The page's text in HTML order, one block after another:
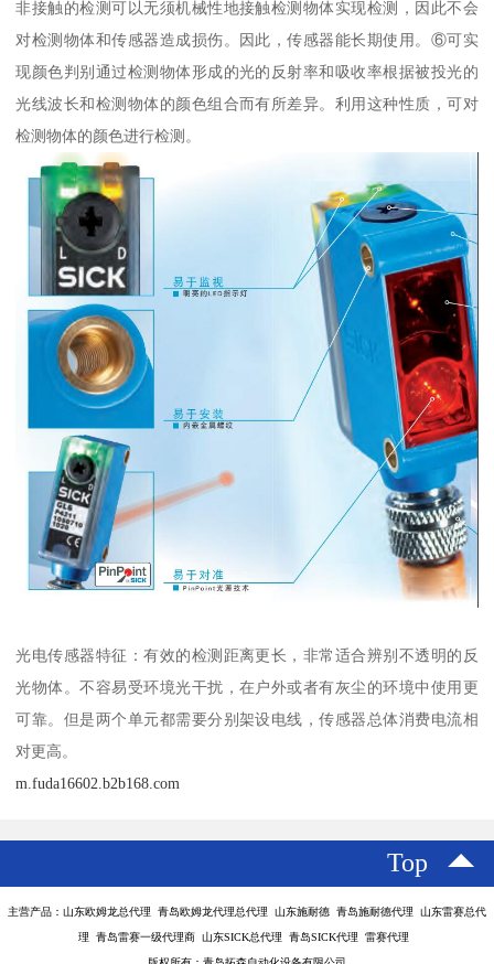
非接触的检测可以无须机械性地接触检测物体实现检测，因此不会
对检测物体和传感器造成损伤。因此，传感器能长期使用。⑥可实
现颜色判别通过检测物体形成的光的反射率和吸收率根据被投光的
光线波长和检测物体的颜色组合而有所差异。利用这种性质，可对
检测物体的颜色进行检测。
光电传感器特征：有效的检测距离更长，非常适合辨别不透明的反
光物体。不容易受环境光干扰，在户外或者有灰尘的环境中使用更
可靠。但是两个单元都需要分别架设电线，传感器总体消费电流相
对更高。
m.fuda16602.b2b168.com
Top
主营产品：山东欧姆龙总代理 青岛欧姆龙代理总代理 山东施耐德 青岛施耐德代理 山东雷赛总代
理 青岛雷赛一级代理商 山东SICK总代理 青岛SICK代理 雷赛代理